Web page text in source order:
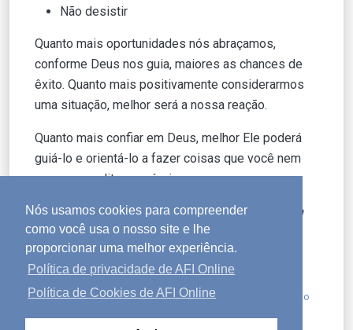
Nós usamos cookies para compreender
como você usa o nosso site e lhe
proporcionar uma melhor experiência.
Política de privacidade de AFI Online
Política de Cookies de AFI Online
Não desistir
Quanto mais oportunidades nós abraçamos,
conforme Deus nos guia, maiores as chances de
êxito. Quanto mais positivamente considerarmos
uma situação, melhor será a nossa reação.
Quanto mais confiar em Deus, melhor Ele poderá
guiá-lo e orientá-lo a fazer coisas que você nem
sequer acredita possíveis.
Adaptado de um podcast de Just1Thing, um
recurso edificador de caráter para jovens.
Postado em:contribuição de convidado
pensamento